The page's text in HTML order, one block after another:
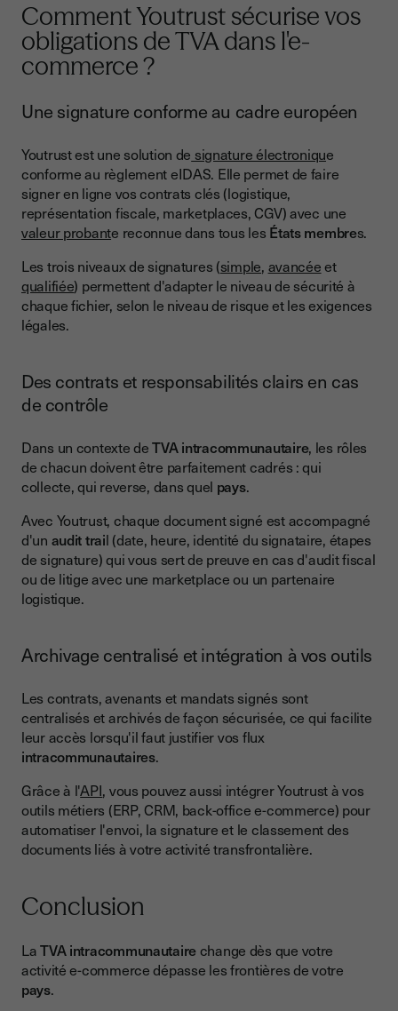
Comment Youtrust sécurise vos
obligations de TVA dans l'e-
commerce ?
Une signature conforme au cadre européen
Youtrust est une solution de signature électronique
conforme au règlement eIDAS. Elle permet de faire
signer en ligne vos contrats clés (logistique,
représentation fiscale, marketplaces, CGV) avec une
valeur probante reconnue dans tous les États membres.
Les trois niveaux de signatures (simple, avancéeet
qualifiée) permettent d'adapter le niveau de sécurité à
chaque fichier, selon le niveau de risque et les exigences
légales.
Des contrats et responsabilités clairs en cas
de contrôle
Dans un contexte deTVA intracommunautaire, les rôles
de chacun doivent être parfaitement cadrés : qui
collecte, qui reverse, dans quel pays.
Avec Youtrust, chaque document signé est accompagné
d'un audit trail (date, heure, identité du signataire, étapes
de signature) qui vous sert de preuve en cas d'audit fiscal
ou de litige avec une marketplace ou un partenaire
logistique.
Archivage centralisé et intégration à vos outils
Les contrats, avenants et mandats signés sont
centralisés et archivés de façon sécurisée, ce qui facilite
leur accès lorsqu'il faut justifier vos flux
intracommunautaires.
Grâce à l'API, vous pouvez aussi intégrer Youtrust à vos
outils métiers (ERP, CRM, back-office e-commerce) pour
automatiser l'envoi, la signature et le classement des
documents liés à votre activité transfrontalière.
Conclusion
LaTVA intracommunautairechange dès que votre
activité e-commerce dépasse les frontières de votre
pays.